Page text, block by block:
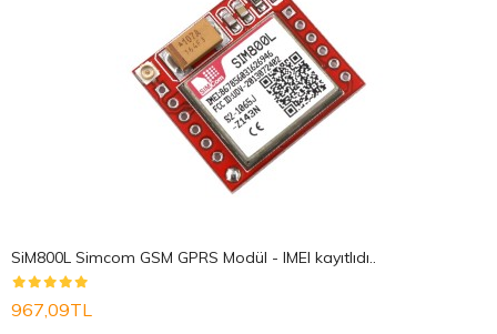
SiM800L Simcom GSM GPRS Modül - IMEI kayıtlıdı..
967,09TL